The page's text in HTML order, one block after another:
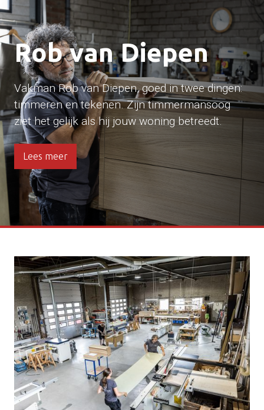
Rob van Diepen
Vakman Rob van Diepen, goed in twee dingen:
timmeren en tekenen. Zijn timmermansoog
ziet het gelijk als hij jouw woning betreedt.
Lees meer